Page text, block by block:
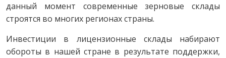
данный момент современные зерновые склады
строятся во многих регионах страны.
Инвестиции в лицензионные склады набирают
обороты в нашей стране в результате поддержки,